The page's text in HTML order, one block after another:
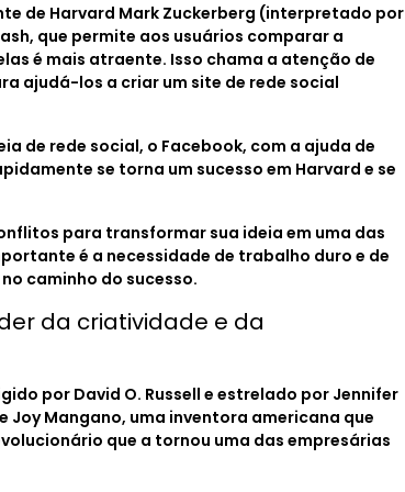
de Harvard Mark Zuckerberg (interpretado por
que permite aos usuários comparar a
é mais atraente. Isso chama a atenção de
ajudá-los a criar um site de rede social
de rede social, o Facebook, com a ajuda de
se torna um sucesso em Harvard e se
para transformar sua ideia em uma das
é a necessidade de trabalho duro e de
caminho do sucesso.
da criatividade e da
por David O. Russell e estrelado por Jennifer
Joy Mangano, uma inventora americana que
que a tornou uma das empresárias